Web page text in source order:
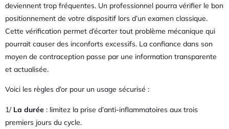
deviennent trop fréquentes. Un professionnel pourra vérifier le bon
positionnement de votre dispositif lors d’un examen classique.
Cette vérification permet d’écarter tout problème mécanique qui
pourrait causer des inconforts excessifs. La confiance dans son
moyen de contraception passe par une information transparente
et actualisée.
Voici les règles d’or pour un usage sécurisé :
1/ La durée : limitez la prise d’anti-inflammatoires aux trois
premiers jours du cycle.